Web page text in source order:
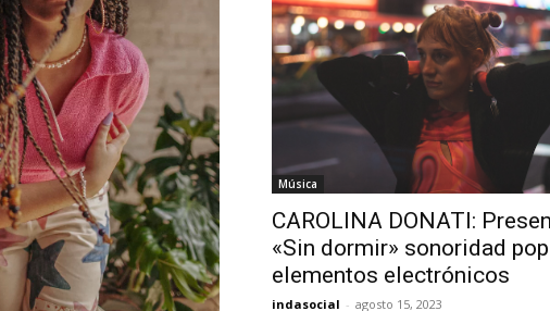
a nuestra comunidad de
de la conversación.
simplemente ingrese su dirección de correo electrónico
Música
CAROLINA DONATI:
«Sin dormir» sonoridad
elementos electrónicos
indasocial - agosto 15, 2023